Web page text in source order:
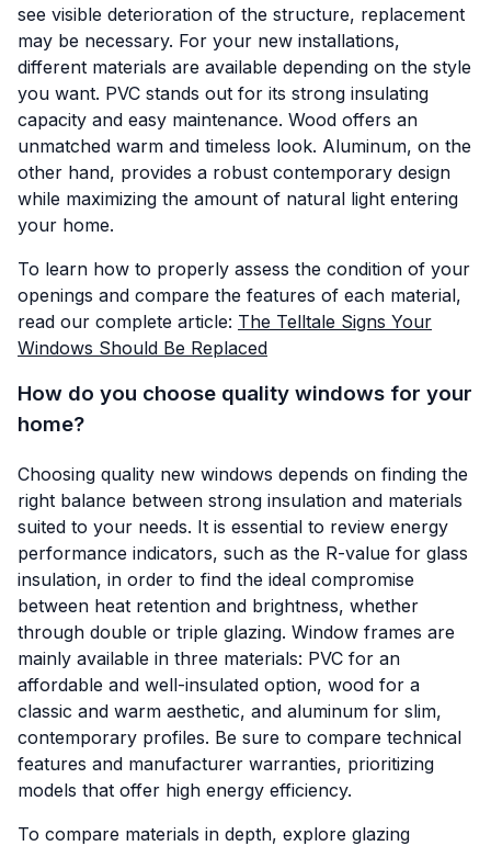
see visible deterioration of the structure, replacement
may be necessary. For your new installations,
different materials are available depending on the style
you want. PVC stands out for its strong insulating
capacity and easy maintenance. Wood offers an
unmatched warm and timeless look. Aluminum, on the
other hand, provides a robust contemporary design
while maximizing the amount of natural light entering
your home.
To learn how to properly assess the condition of your
openings and compare the features of each material,
read our complete article: The Telltale Signs Your
Windows Should Be Replaced
How do you choose quality windows for your
home?
Choosing quality new windows depends on finding the
right balance between strong insulation and materials
suited to your needs. It is essential to review energy
performance indicators, such as the R-value for glass
insulation, in order to find the ideal compromise
between heat retention and brightness, whether
through double or triple glazing. Window frames are
mainly available in three materials: PVC for an
affordable and well-insulated option, wood for a
classic and warm aesthetic, and aluminum for slim,
contemporary profiles. Be sure to compare technical
features and manufacturer warranties, prioritizing
models that offer high energy efficiency.
To compare materials in depth, explore glazing